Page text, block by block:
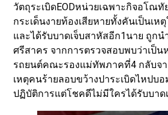
วัตถุระเบิดEODหน่วยเฉพาะกิจอโณทั
กระเด็นงายท้องเสียหายทั้งคันเป็นเห
และได้รับบาดเจ็บสาหัสอีก1นาย ถูกน
ศรีสาคร จากการตรวจสอบพบว่าเป็
รถยนต์คณะรองแม่ทัพภาคที่4 กลับจา
เหตุคนร้ายลอบขว้างปาระเบิดไหปบ
ปฏิบัติการแต่โชคดีไม่มีใครได้รับบาด